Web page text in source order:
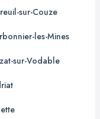
sur-Couze
les-Mines
sur-Vodable